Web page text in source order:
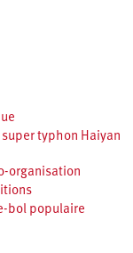
typhon Haiyan
organisation
bol populaire